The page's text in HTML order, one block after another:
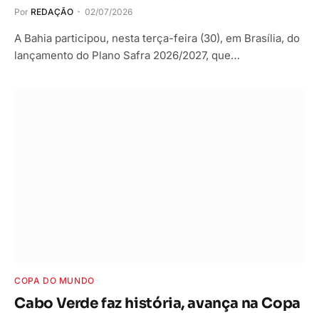
Por REDAÇÃO 02/07/2026
A Bahia participou, nesta terça-feira (30), em Brasília, do
lançamento do Plano Safra 2026/2027, que…
COPA DO MUNDO
Cabo Verde faz história, avança na Copa